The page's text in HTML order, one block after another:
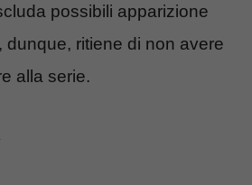
possibili apparizione
dunque, ritiene di non avere
alla serie.